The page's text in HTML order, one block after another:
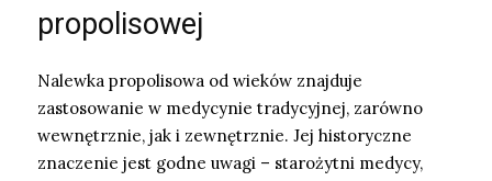
propolisowej
Nalewka propolisowa od wieków znajduje
zastosowanie w medycynie tradycyjnej, zarówno
wewnętrznie, jak i zewnętrznie. Jej historyczne
znaczenie jest godne uwagi – starożytni medycy,